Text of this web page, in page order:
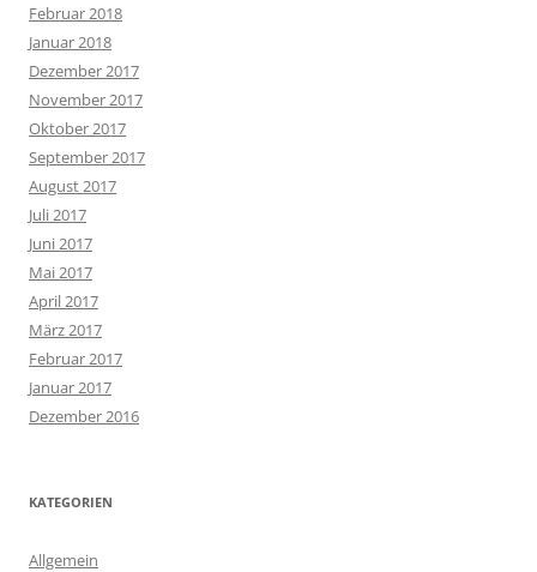
Februar 2018
Januar 2018
Dezember 2017
November 2017
Oktober 2017
September 2017
August 2017
Juli 2017
Juni 2017
Mai 2017
April 2017
März 2017
Februar 2017
Januar 2017
Dezember 2016
KATEGORIEN
Allgemein